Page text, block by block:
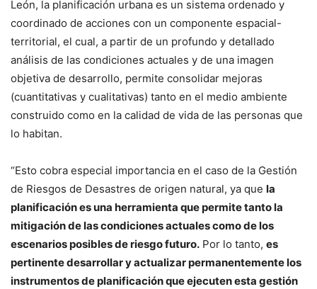
León, la planificación urbana es un sistema ordenado y
coordinado de acciones con un componente espacial-
territorial, el cual, a partir de un profundo y detallado
análisis de las condiciones actuales y de una imagen
objetiva de desarrollo, permite consolidar mejoras
(cuantitativas y cualitativas) tanto en el medio ambiente
construido como en la calidad de vida de las personas que
lo habitan.
“Esto cobra especial importancia en el caso de la Gestión
de Riesgos de Desastres de origen natural, ya que la
planificación es una herramienta que permite tanto la
mitigación de las condiciones actuales como de los
escenarios posibles de riesgo futuro. Por lo tanto, es
pertinente desarrollar y actualizar permanentemente los
instrumentos de planificación que ejecuten esta gestión